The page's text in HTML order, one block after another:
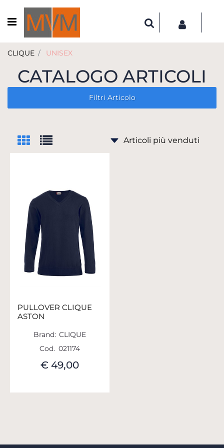
Open menu
CLIQUE UNISEX
CATALOGO ARTICOLI
Filtri Articolo
PULLOVER CLIQUE
ASTON
Brand: CLIQUE
Cod. 021174
€ 49,00